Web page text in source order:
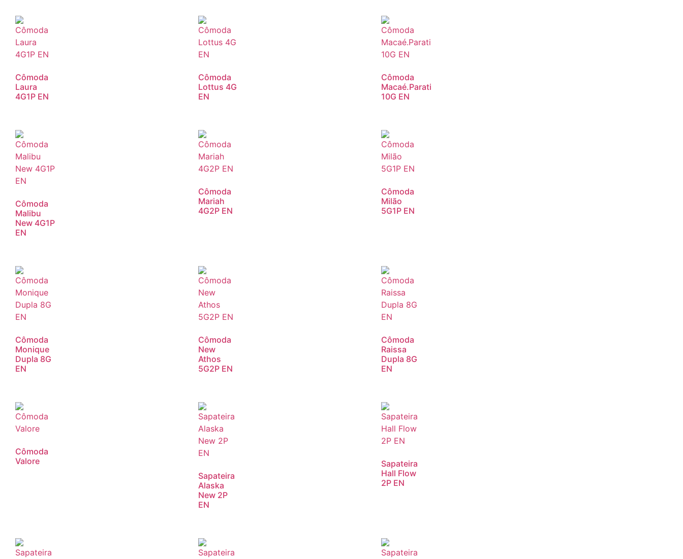
Cômoda
Laura
4G1P EN
Cômoda
Lottus 4G
EN
Cômoda
Macaé.Parati
10G EN
Cômoda
Malibu
New 4G1P
EN
Cômoda
Mariah
4G2P EN
Cômoda
Milão
5G1P EN
Cômoda
Monique
Dupla 8G
EN
Cômoda
New
Athos
5G2P EN
Cômoda
Raissa
Dupla 8G
EN
Cômoda
Valore
Sapateira
Alaska
New 2P
EN
Sapateira
Hall Flow
2P EN